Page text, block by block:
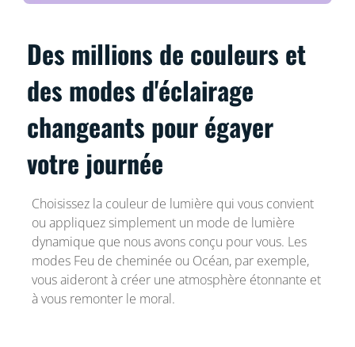
Des millions de couleurs et
des modes d'éclairage
changeants pour égayer
votre journée
Choisissez la couleur de lumière qui vous convient
ou appliquez simplement un mode de lumière
dynamique que nous avons conçu pour vous. Les
modes Feu de cheminée ou Océan, par exemple,
vous aideront à créer une atmosphère étonnante et
à vous remonter le moral.